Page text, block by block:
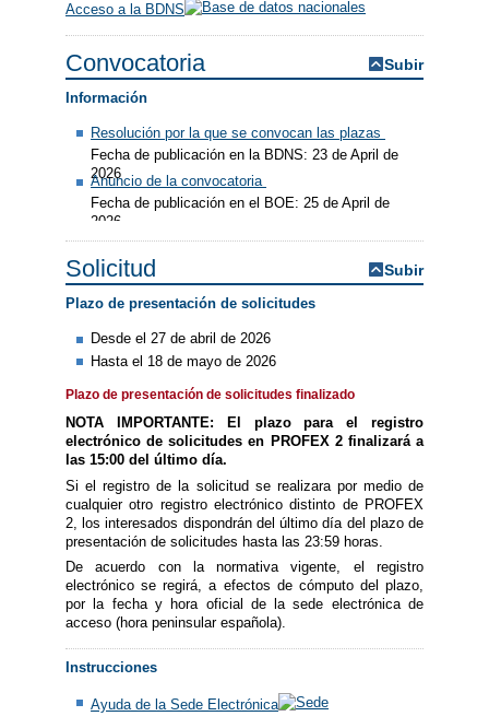
Acceso a la BDNS
Convocatoria Subir
Información
Resolución por la que se convocan las plazas
Fecha de publicación en la BDNS: 23 de April de
2026
Anuncio de la convocatoria
Fecha de publicación en el BOE: 25 de April de
2026
Solicitud Subir
Plazo de presentación de solicitudes
Desde el 27 de abril de 2026
Hasta el 18 de mayo de 2026
Plazo de presentación de solicitudes finalizado
NOTA IMPORTANTE:
El plazo para el registro
electrónico de solicitudes en PROFEX 2 finalizará a
las 15:00 del último día.
Si el registro de la solicitud se realizara por medio de
cualquier otro registro electrónico distinto de PROFEX
2, los interesados dispondrán del último día del plazo de
presentación de solicitudes hasta las 23:59 horas.
De acuerdo con la normativa vigente, el registro
electrónico se regirá, a efectos de cómputo del plazo,
por la fecha y hora oficial de la sede electrónica de
acceso (hora peninsular española).
Instrucciones
Ayuda de la Sede Electrónica